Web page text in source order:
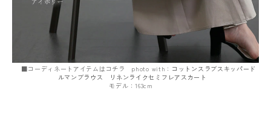
■コーディネートアイテムはコチラ photo with： コットンスラブスキッパード
ルマンブラウス
リネンライクセミフレアスカート
モデル：163cm